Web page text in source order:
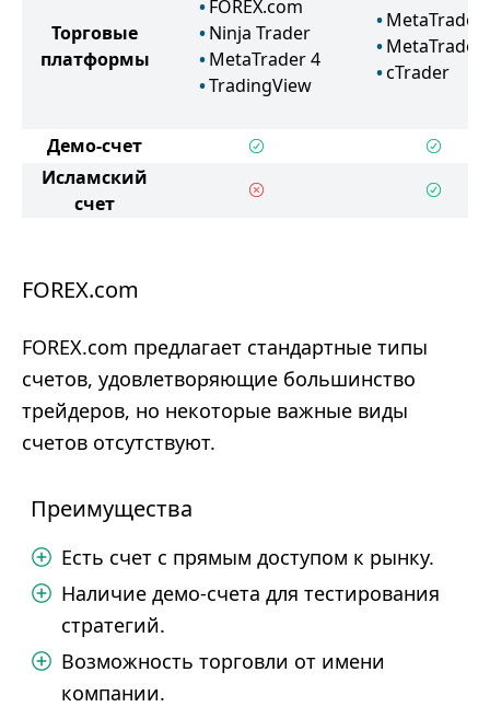
Торговые
платформы
FOREX.com
Ninja Trader
MetaTrader 4
TradingView
MetaTrader
MetaTrader
cTrader
Демо-счет
Исламский
счет
FOREX.com
FOREX.com предлагает стандартные типы
счетов, удовлетворяющие большинство
трейдеров, но некоторые важные виды
счетов отсутствуют.
Преимущества
Есть счет с прямым доступом к рынку.
Наличие демо-счета для тестирования
стратегий.
Возможность торговли от имени
компании.